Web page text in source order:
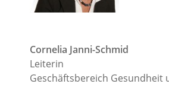
Cornelia Janni-Schmid
Leiterin
Geschäftsbereich Gesundheit